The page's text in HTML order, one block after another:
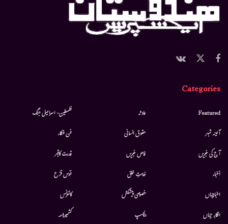
Categories
Featured
آئینہ شہر
آج کی خبریں
أخبار
اخبارجہاں
افکارِ جہاں
حادثہ
حقوق انسانی
خاص خبریں
خدمتِ خلق
خصوصی پیشکش
دلچسپ
فلسطین- اسرائیل جنگ
فن فنکار
قدرت کاقہر
قوس قزح
کانفرنس
کشمیرنامہ